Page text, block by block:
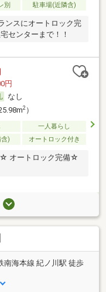
別 駐車場(近隣含)
スにオートロック完
センターまで！！
円
なし
2）
一人暮らし
) オートロック付き
オートロック完備☆
南海本線 紀ノ川駅 徒歩